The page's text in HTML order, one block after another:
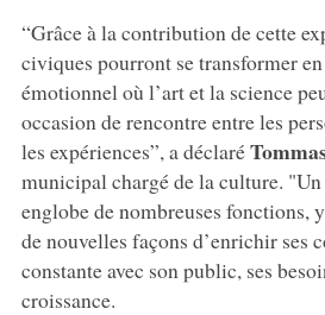
“Grâce à la contribution de cette
civiques pourront se transformer
émotionnel où l’art et la science
occasion de rencontre entre les
les expériences”, a déclaré
municipal chargé de la culture. "Un
englobe de nombreuses fonctions,
de nouvelles façons d’enrichir ses
constante avec son public, ses
croissance.